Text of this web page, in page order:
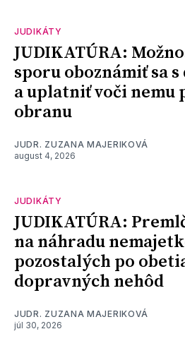
JUDIKÁTY
JUDIKATÚRA:
sporu oboznámiť sa
a uplatniť voči nemu
obranu
JUDR. ZUZANA MAJERIKOVÁ
august 4, 2026
JUDIKÁTY
JUDIKATÚRA:
na náhradu
pozostalých po
dopravných nehôd
JUDR. ZUZANA MAJERIKOVÁ
júl 30, 2026